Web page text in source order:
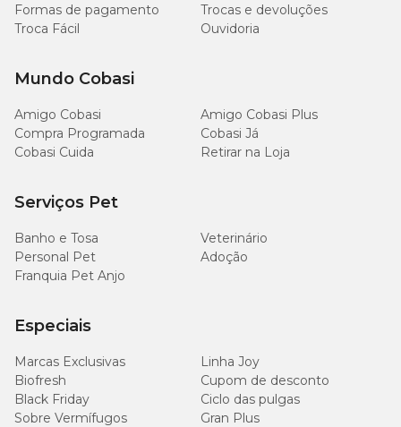
Formas de pagamento
Trocas e devoluções
Troca Fácil
Ouvidoria
Mundo Cobasi
Amigo Cobasi
Amigo Cobasi Plus
Compra Programada
Cobasi Já
Cobasi Cuida
Retirar na Loja
Serviços Pet
Banho e Tosa
Veterinário
Personal Pet
Adoção
Franquia Pet Anjo
Especiais
Marcas Exclusivas
Linha Joy
Biofresh
Cupom de desconto
Black Friday
Ciclo das pulgas
Sobre Vermífugos
Gran Plus